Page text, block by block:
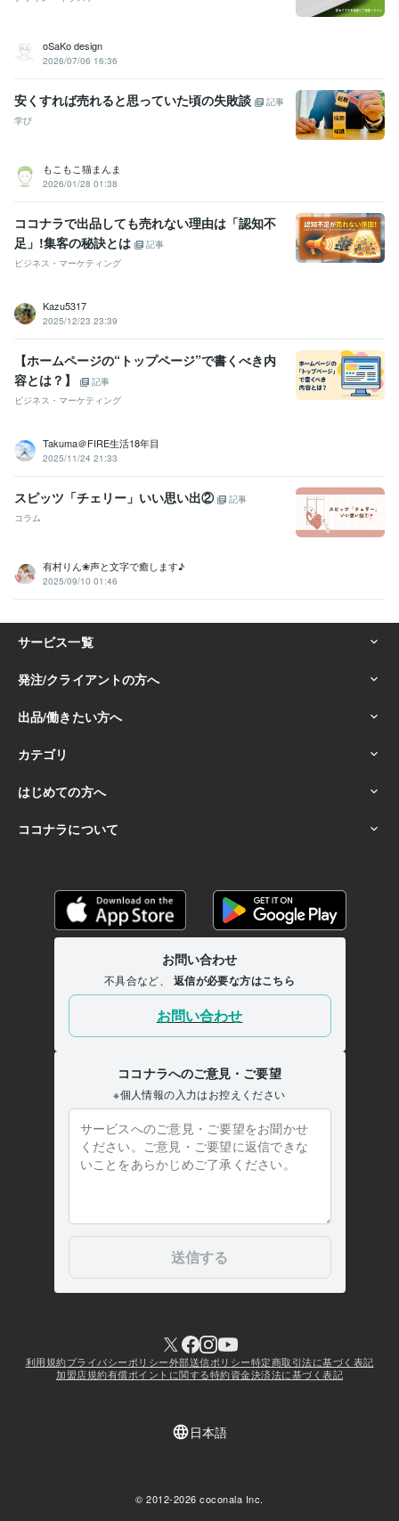
毒親育ち・アダルトチルドレン シン
恋愛 モラハラ
アダルトチルドレン
悩み相談・カウンセリング HSP 恋愛・婚活相談全般 破局の危機か
らの結婚 本のお話し ブラック企業での勤務経験・パワハラ
家庭内別居
oSaKo design
2026/07/06 16:36
安くすれば売れると思っていた頃の失敗談
記事
学び
もこもこ猫まんま
2026/01/28 01:38
ココナラで出品しても売れない理由は「認知不
足」!集客の秘訣とは
記事
ビジネス・マーケティング
Kazu5317
2025/12/23 23:39
【ホームページの“トップページ”で書くべき内
容とは？】
記事
ビジネス・マーケティング
Takuma＠FIRE生活18年目
2025/11/24 21:33
スピッツ「チェリー」いい思い出②
記事
コラム
有村りん❀声と文字で癒します♪
2025/09/10 01:46